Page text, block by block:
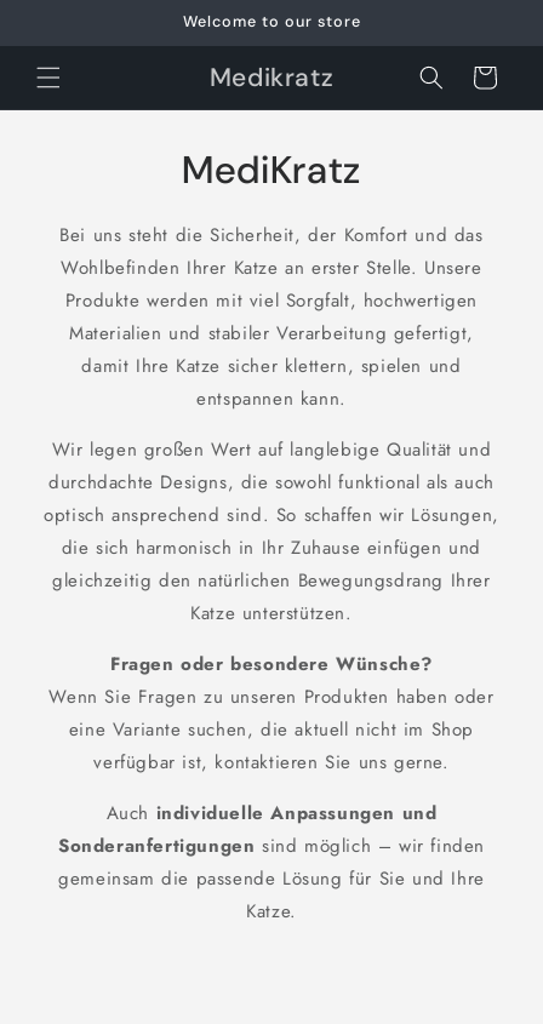
au
contenu
Welcome to our store
Medikratz Panier
MediKratz
Bei uns steht die Sicherheit, der Komfort und das
Wohlbefinden Ihrer Katze an erster Stelle. Unsere
Produkte werden mit viel Sorgfalt, hochwertigen
Materialien und stabiler Verarbeitung gefertigt,
damit Ihre Katze sicher klettern, spielen und
entspannen kann.
Wir legen großen Wert auf langlebige Qualität und
durchdachte Designs, die sowohl funktional als auch
optisch ansprechend sind. So schaffen wir Lösungen,
die sich harmonisch in Ihr Zuhause einfügen und
gleichzeitig den natürlichen Bewegungsdrang Ihrer
Katze unterstützen.
Fragen oder besondere Wünsche?
Wenn Sie Fragen zu unseren Produkten haben oder
eine Variante suchen, die aktuell nicht im Shop
verfügbar ist, kontaktieren Sie uns gerne.
Auch individuelle Anpassungen und
Sonderanfertigungen sind möglich – wir finden
gemeinsam die passende Lösung für Sie und Ihre
Katze.